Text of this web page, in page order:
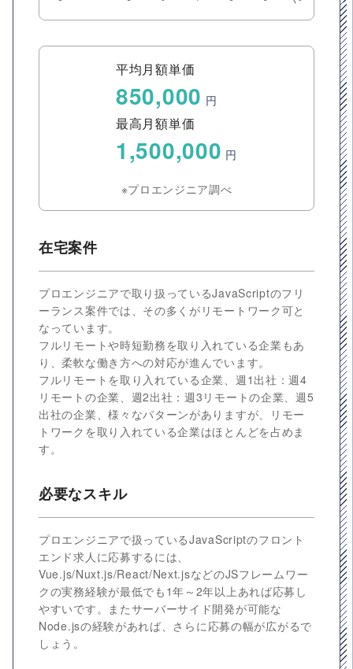
平均月額単価
850,000 円
最高月額単価
1,500,000 円
※プロエンジニア調べ
在宅案件
プロエンジニアで取り扱っているJavaScriptのフリ
ーランス案件では、その多くがリモートワーク可と
なっています。
フルリモートや時短勤務を取り入れている企業もあ
り、柔軟な働き方への対応が進んでいます。
フルリモートを取り入れている企業、週1出社：週4
リモートの企業、週2出社：週3リモートの企業、週5
出社の企業、様々なパターンがありますが、リモー
トワークを取り入れている企業はほとんどを占めま
す。
必要なスキル
プロエンジニアで扱っているJavaScriptのフロント
エンド求人に応募するには、
Vue.js/Nuxt.js/React/Next.jsなどのJSフレームワー
クの実務経験が最低でも1年～2年以上あれば応募し
やすいです。またサーバーサイド開発が可能な
Node.jsの経験があれば、さらに応募の幅が広がるで
しょう。